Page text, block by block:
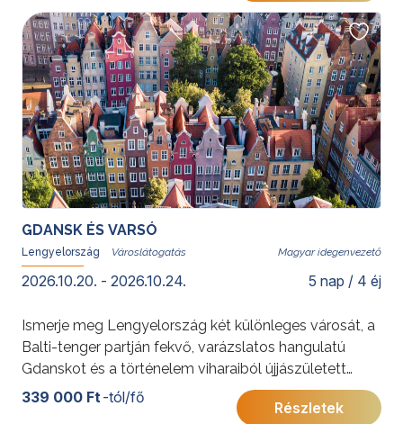
Costa Brava homokos tengerpartján kipihenhetők a
városlátogatás kellemes fáradalmai.
További érdekességekért Spanyolországról kattintson
ide.
GDANSK ÉS VARSÓ
Lengyelország Magyar idegenvezető
2026.10.20. - 2026.10.24. 5 nap / 4 éj
Ismerje meg Lengyelország két különleges városát, a
Balti-tenger partján fekvő, varázslatos hangulatú
Gdanskot és a történelem viharaiból újjászületett
fővárost, Varsót! Barangoljon Gdansk macskaköves
utcáin, fedezze fel a tengerparti üdülővárosok báját,
339 000 Ft-tól/fő
Részletek